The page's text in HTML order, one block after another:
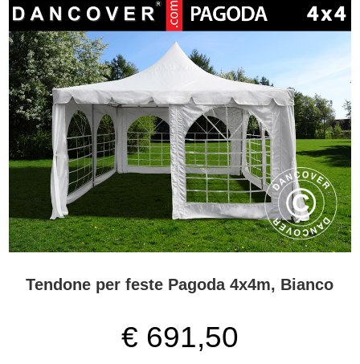
Tendone per feste Pagoda 4x4m, Bianco
€ 691,50